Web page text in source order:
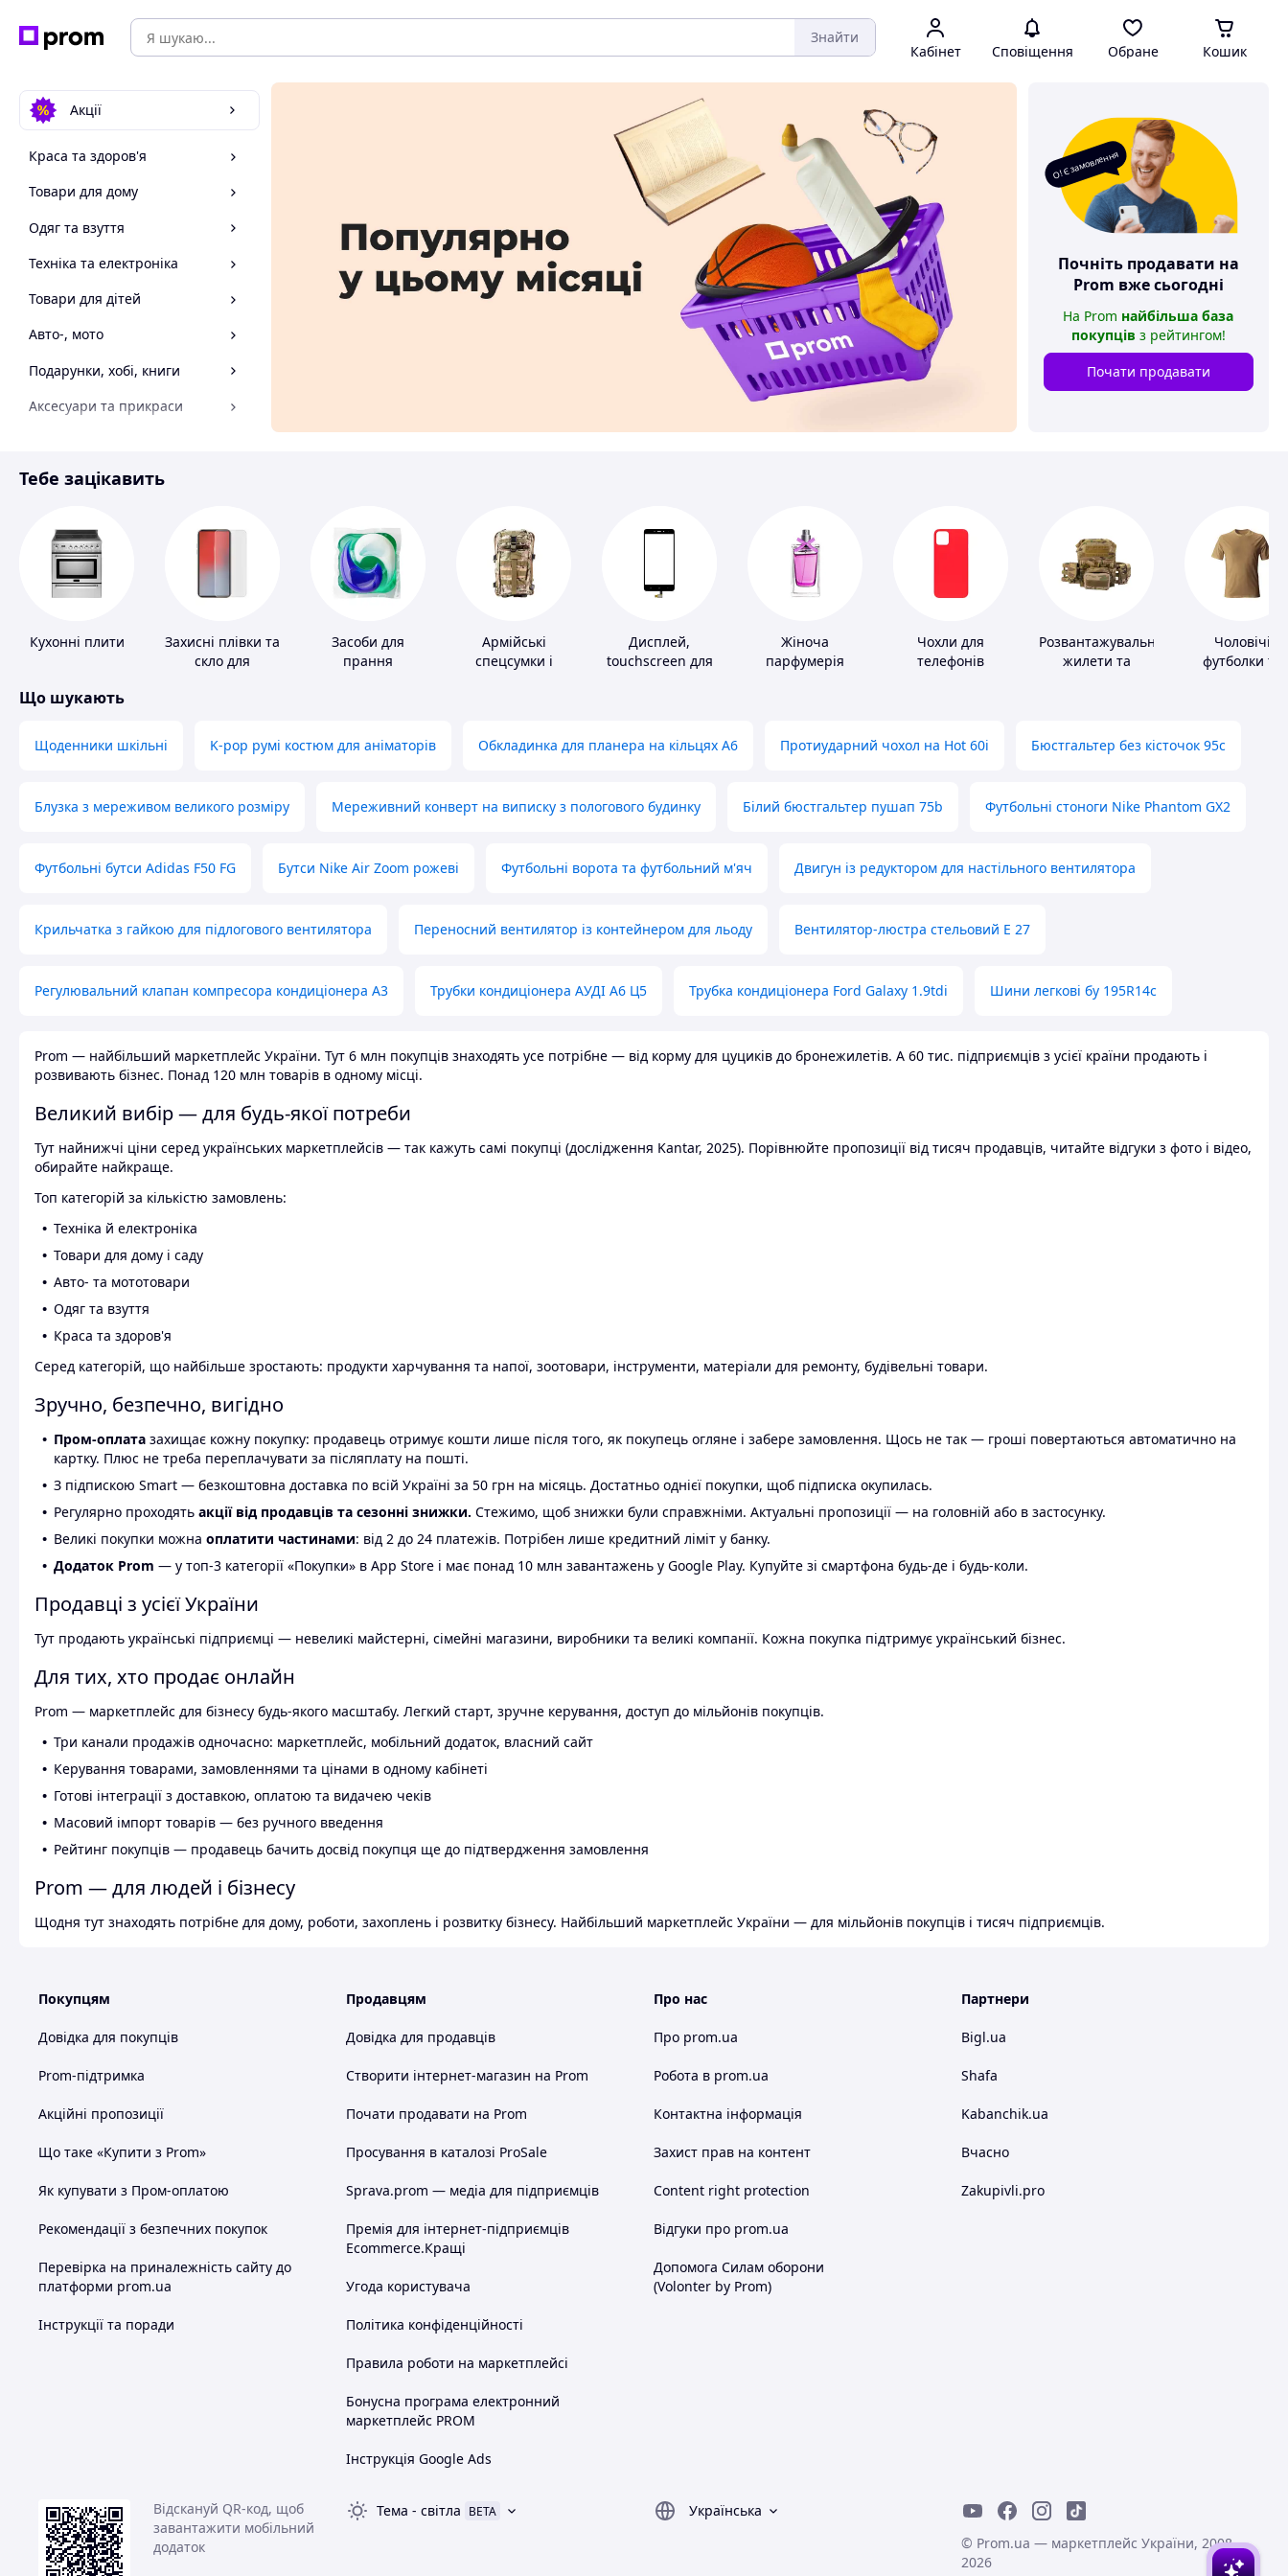
Знайти
Кабінет Сповіщення Обране Кошик
Акції
Краса та здоров'я
Товари для дому
Одяг та взуття
Техніка та електроніка
Товари для дітей
Авто-, мото
Подарунки, хобі, книги
Аксесуари та прикраси
Спорт і відпочинок
О! Є замовлення
Почніть продавати на
Prom вже сьогодні
На Prom найбільша база
покупців з рейтингом!
Почати продавати
Тебе зацікавить
Кухонні плити
Захисні плівки та
скло для
Засоби для
прання
Армійські
спецсумки і
Дисплей,
touchscreen для
Жіноча
парфумерія
Чохли для
телефонів
Розвантажувальні
жилети та
Чоловічі
футболки та
Що шукають
Щоденники шкільні K-pop румі костюм для аніматорів Обкладинка для планера на кільцях А6 Протиударний чохол на Hot 60i Бюстгальтер без кісточок 95с
Блузка з мереживом великого розміру Мереживний конверт на виписку з пологового будинку Білий бюстгальтер пушап 75b Футбольні стоноги Nike Phantom GX2
Футбольні бутси Adidas F50 FG Бутси Nike Air Zoom рожеві Футбольні ворота та футбольний м'яч Двигун із редуктором для настільного вентилятора
Крильчатка з гайкою для підлогового вентилятора Переносний вентилятор із контейнером для льоду Вентилятор-люстра стельовий E 27
Регулювальний клапан компресора кондиціонера А3 Трубки кондиціонера АУДІ А6 Ц5 Трубка кондиціонера Ford Galaxy 1.9tdi Шини легкові бу 195R14c
Prom — найбільший маркетплейс України. Тут 6 млн покупців знаходять усе потрібне — від корму для цуциків до бронежилетів. А 60 тис. підприємців з усієї країни продають і
розвивають бізнес. Понад 120 млн товарів в одному місці.
Великий вибір — для будь-якої потреби
Тут найнижчі ціни серед українських маркетплейсів — так кажуть самі покупці (дослідження Kantar, 2025). Порівнюйте пропозиції від тисяч продавців, читайте відгуки з фото і відео,
обирайте найкраще.
Топ категорій за кількістю замовлень:
Техніка й електроніка
Товари для дому і саду
Авто- та мототовари
Одяг та взуття
Краса та здоров'я
Серед категорій, що найбільше зростають: продукти харчування та напої, зоотовари, інструменти, матеріали для ремонту, будівельні товари.
Зручно, безпечно, вигідно
Пром-оплата захищає кожну покупку: продавець отримує кошти лише після того, як покупець огляне і забере замовлення. Щось не так — гроші повертаються автоматично на
картку. Плюс не треба переплачувати за післяплату на пошті.
З підпискою Smart — безкоштовна доставка по всій Україні за 50 грн на місяць. Достатньо однієї покупки, щоб підписка окупилась.
Регулярно проходять акції від продавців та сезонні знижки. Стежимо, щоб знижки були справжніми. Актуальні пропозиції — на головній або в застосунку.
Великі покупки можна оплатити частинами: від 2 до 24 платежів. Потрібен лише кредитний ліміт у банку.
Додаток Prom — у топ-3 категорії «Покупки» в App Store і має понад 10 млн завантажень у Google Play. Купуйте зі смартфона будь-де і будь-коли.
Продавці з усієї України
Тут продають українські підприємці — невеликі майстерні, сімейні магазини, виробники та великі компанії. Кожна покупка підтримує український бізнес.
Для тих, хто продає онлайн
Prom — маркетплейс для бізнесу будь-якого масштабу. Легкий старт, зручне керування, доступ до мільйонів покупців.
Три канали продажів одночасно: маркетплейс, мобільний додаток, власний сайт
Керування товарами, замовленнями та цінами в одному кабінеті
Готові інтеграції з доставкою, оплатою та видачею чеків
Масовий імпорт товарів — без ручного введення
Рейтинг покупців — продавець бачить досвід покупця ще до підтвердження замовлення
Prom — для людей і бізнесу
Щодня тут знаходять потрібне для дому, роботи, захоплень і розвитку бізнесу. Найбільший маркетплейс України — для мільйонів покупців і тисяч підприємців.
Покупцям
Довідка для покупців
Prom-підтримка
Акційні пропозиції
Що таке «Купити з Prom»
Як купувати з Пром-оплатою
Рекомендації з безпечних покупок
Перевірка на приналежність сайту до
платформи prom.ua
Інструкції та поради
Продавцям
Довідка для продавців
Створити інтернет-магазин на Prom
Почати продавати на Prom
Просування в каталозі ProSale
Sprava.prom — медіа для підприємців
Премія для інтернет-підприємців
Ecommerce.Кращі
Угода користувача
Політика конфіденційності
Правила роботи на маркетплейсі
Бонусна програма електронний
маркетплейс PROM
Інструкція Google Ads
Про нас
Про prom.ua
Робота в prom.ua
Контактна інформація
Захист прав на контент
Content right protection
Відгуки про prom.ua
Допомога Силам оборони
(Volonter by Prom)
Партнери
Bigl.ua
Shafa
Kabanchik.ua
Вчасно
Zakupivli.pro
Відскануй QR-код, щоб
завантажити мобільний
додаток
Тема - світла BETA
Українська
© Prom.ua — маркетплейс України, 2008-
2026